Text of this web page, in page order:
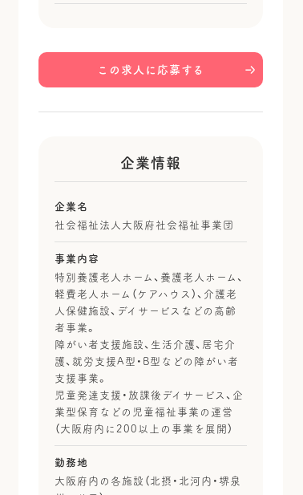
この求人に応募する
企業情報
企業名
社会福祉法人大阪府社会福祉事業団
事業内容
特別養護老人ホーム、養護老人ホーム、
軽費老人ホーム（ケアハウス）、介護老
人保健施設、デイサービスなどの高齢
者事業。
障がい者支援施設、生活介護、居宅介
護、就労支援A型・B型などの障がい者
支援事業。
児童発達支援・放課後デイサービス、企
業型保育などの児童福祉事業の運営
（大阪府内に200以上の事業を展開）
勤務地
大阪府内の各施設（北摂・北河内・堺泉